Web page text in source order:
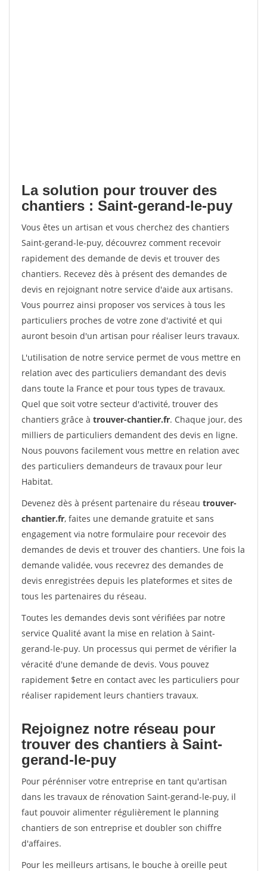
La solution pour trouver des
chantiers : Saint-gerand-le-puy
Vous êtes un artisan et vous cherchez des chantiers
Saint-gerand-le-puy, découvrez comment recevoir
rapidement des demande de devis et trouver des
chantiers. Recevez dès à présent des demandes de
devis en rejoignant notre service d'aide aux artisans.
Vous pourrez ainsi proposer vos services à tous les
particuliers proches de votre zone d'activité et qui
auront besoin d'un artisan pour réaliser leurs travaux.
L'utilisation de notre service permet de vous mettre en
relation avec des particuliers demandant des devis
dans toute la France et pour tous types de travaux.
Quel que soit votre secteur d'activité, trouver des
chantiers grâce à trouver-chantier.fr. Chaque jour, des
milliers de particuliers demandent des devis en ligne.
Nous pouvons facilement vous mettre en relation avec
des particuliers demandeurs de travaux pour leur
Habitat.
Devenez dès à présent partenaire du réseau trouver-
chantier.fr, faites une demande gratuite et sans
engagement via notre formulaire pour recevoir des
demandes de devis et trouver des chantiers. Une fois la
demande validée, vous recevrez des demandes de
devis enregistrées depuis les plateformes et sites de
tous les partenaires du réseau.
Toutes les demandes devis sont vérifiées par notre
service Qualité avant la mise en relation à Saint-
gerand-le-puy. Un processus qui permet de vérifier la
véracité d'une demande de devis. Vous pouvez
rapidement $etre en contact avec les particuliers pour
réaliser rapidement leurs chantiers travaux.
Rejoignez notre réseau pour
trouver des chantiers à Saint-
gerand-le-puy
Pour pérénniser votre entreprise en tant qu'artisan
dans les travaux de rénovation Saint-gerand-le-puy, il
faut pouvoir alimenter régulièrement le planning
chantiers de son entreprise et doubler son chiffre
d'affaires.
Pour les meilleurs artisans, le bouche à oreille peut